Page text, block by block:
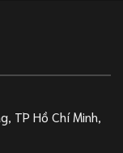
TP Hồ Chí Minh,